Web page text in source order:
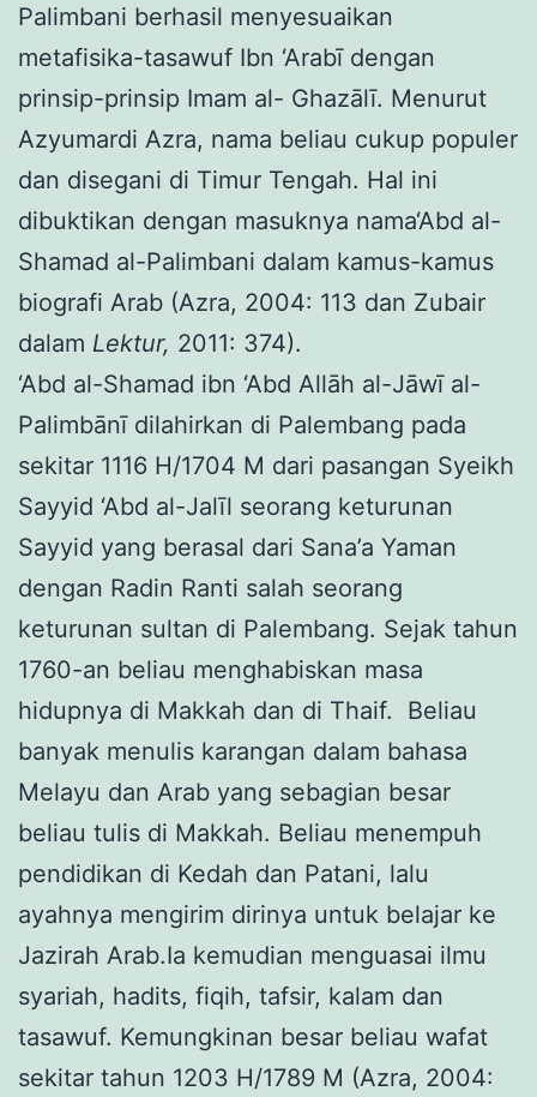
Palimbani berhasil menyesuaikan
metafisika-tasawuf Ibn ‘Arabī dengan
prinsip-prinsip Imam al- Ghazālī. Menurut
Azyumardi Azra, nama beliau cukup populer
dan disegani di Timur Tengah. Hal ini
dibuktikan dengan masuknya nama‘Abd al-
Shamad al-Palimbani dalam kamus-kamus
biografi Arab (Azra, 2004: 113 dan Zubair
dalam Lektur, 2011: 374).
‘Abd al-Shamad ibn ‘Abd Allāh al-Jāwī al-
Palimbānī dilahirkan di Palembang pada
sekitar 1116 H/1704 M dari pasangan Syeikh
Sayyid ‘Abd al-Jalīl seorang keturunan
Sayyid yang berasal dari Sana’a Yaman
dengan Radin Ranti salah seorang
keturunan sultan di Palembang. Sejak tahun
1760-an beliau menghabiskan masa
hidupnya di Makkah dan di Thaif. Beliau
banyak menulis karangan dalam bahasa
Melayu dan Arab yang sebagian besar
beliau tulis di Makkah. Beliau menempuh
pendidikan di Kedah dan Patani, lalu
ayahnya mengirim dirinya untuk belajar ke
Jazirah Arab.Ia kemudian menguasai ilmu
syariah, hadits, fiqih, tafsir, kalam dan
tasawuf. Kemungkinan besar beliau wafat
sekitar tahun 1203 H/1789 M (Azra, 2004: